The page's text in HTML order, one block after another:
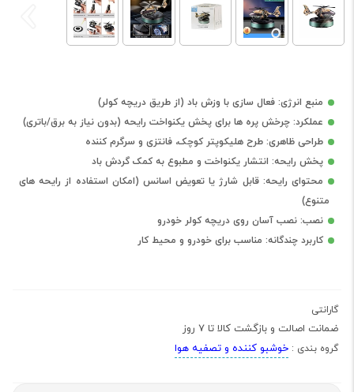
منبع انرژی: فعال سازی با وزش باد (از طریق دریچه کولر)
عملکرد: چرخش پره ها برای پخش یکنواخت رایحه (بدون نیاز به برق/باتری)
طراحی ظاهری: طرح هلیکوپتر کوچک، فانتزی و سرگرم کننده
پخش رایحه: انتشار یکنواخت و مطبوع به کمک گردش باد
محتوای رایحه: قابل شارژ یا تعویض اسانس (امکان استفاده از رایحه های
متنوع)
نصب: نصب آسان روی دریچه کولر خودرو
کاربرد چندگانه: مناسب برای خودرو و محیط کار
گارانتی
ضمانت اصالت و بازگشت کالا تا 7 روز
گروه بندی : خوشبو کننده و تصفیه هوا